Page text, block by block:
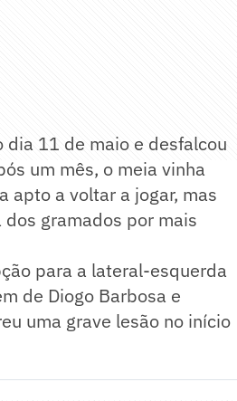
dia 11 de maio e desfalcou
um mês, o meia vinha
apto a voltar a jogar, mas
gramados por mais
para a lateral-esquerda
de Diogo Barbosa e
uma grave lesão no início